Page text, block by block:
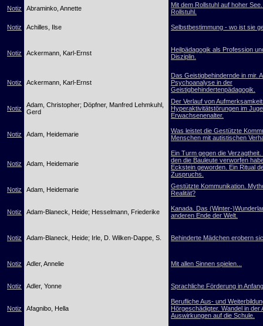
Notiz Abraminko, Annette
Mit dem Rollstuhl auf hoher
Rollstuhl.
Notiz Achilles, Ilse Selbstbestimmung - wo ist sie
Notiz Ackermann, Karl-Ernst
Heilpädagogik als Profession
Disziplin.
Notiz Ackermann, Karl-Ernst
Das Geistigbehindernde in mir.
Psychoanalyse in der
Geistigbehindertenpädagogik.
Notiz
Adam, Christopher; Döpfner, Manfred Lehmkuhl,
Gerd
Der Verlauf von
Hyperaktivitätstörungen im
Erwachsenenalter.
Notiz Adam, Heidemarie
Was leistet die Gestützte
Menschen mit autistischen
Notiz Adam, Heidemarie
Ein Turm gegen die
den die Bauleute verworfen
Eckstein geworden. Ein Ritual
Zuspruchs.
Notiz Adam, Heidemarie
Gestützte Kommunikation.
Realität?
Notiz Adam-Blaneck, Heide; Hesselmann, Friederike
Kanada. Das (Winter-
anderen Ende der Welt.
Notiz Adam-Blaneck, Heide; Irle, D. Wilken-Dappe, S. Behinderte Mädchen erobern
Notiz Adler, Annelie Mit allen Sinnen spielen...
Notiz Adler, Yonne Sprachliche Förderung in
Notiz Afagnibo, Hella
Berufliche Aus- und
Hörgeschädigter. Wandel in der
Auswirkungen auf die Schule.